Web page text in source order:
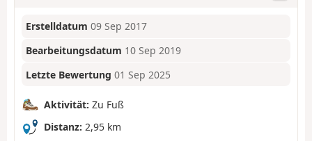
Erstelldatum 09 Sep 2017
Bearbeitungsdatum 10 Sep 2019
Letzte Bewertung 01 Sep 2025
Aktivität: Zu Fuß
Distanz: 2,95 km